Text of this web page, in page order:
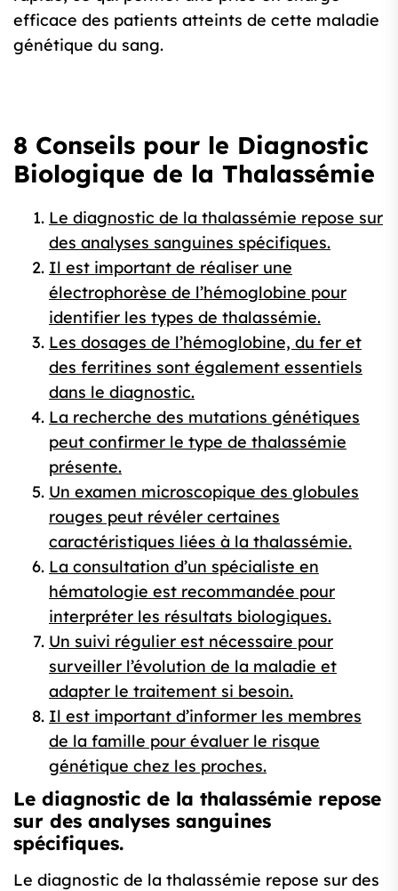
efficace des patients atteints de cette maladie
génétique du sang.
8 Conseils pour le Diagnostic
Biologique de la Thalassémie
Le diagnostic de la thalassémie repose sur
des analyses sanguines spécifiques.
Il est important de réaliser une
électrophorèse de l’hémoglobine pour
identifier les types de thalassémie.
Les dosages de l’hémoglobine, du fer et
des ferritines sont également essentiels
dans le diagnostic.
La recherche des mutations génétiques
peut confirmer le type de thalassémie
présente.
Un examen microscopique des globules
rouges peut révéler certaines
caractéristiques liées à la thalassémie.
La consultation d’un spécialiste en
hématologie est recommandée pour
interpréter les résultats biologiques.
Un suivi régulier est nécessaire pour
surveiller l’évolution de la maladie et
adapter le traitement si besoin.
Il est important d’informer les membres
de la famille pour évaluer le risque
génétique chez les proches.
Le diagnostic de la thalassémie repose
sur des analyses sanguines
spécifiques.
Le diagnostic de la thalassémie repose sur des